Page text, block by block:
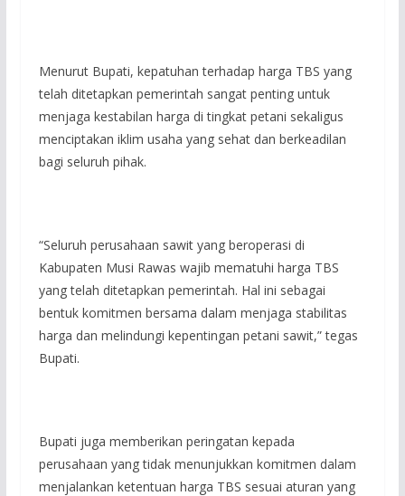
‎Menurut Bupati, kepatuhan terhadap harga TBS yang
telah ditetapkan pemerintah sangat penting untuk
menjaga kestabilan harga di tingkat petani sekaligus
menciptakan iklim usaha yang sehat dan berkeadilan
bagi seluruh pihak.
‎“Seluruh perusahaan sawit yang beroperasi di
Kabupaten Musi Rawas wajib mematuhi harga TBS
yang telah ditetapkan pemerintah. Hal ini sebagai
bentuk komitmen bersama dalam menjaga stabilitas
harga dan melindungi kepentingan petani sawit,” tegas
Bupati.
‎Bupati juga memberikan peringatan kepada
perusahaan yang tidak menunjukkan komitmen dalam
menjalankan ketentuan harga TBS sesuai aturan yang